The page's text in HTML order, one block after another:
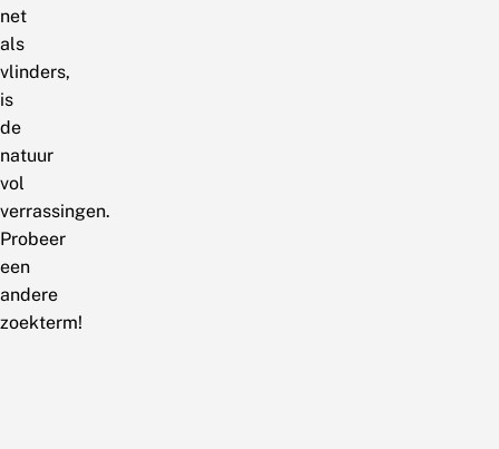
net
als
vlinders,
is
de
natuur
vol
verrassingen.
Probeer
een
andere
zoekterm!